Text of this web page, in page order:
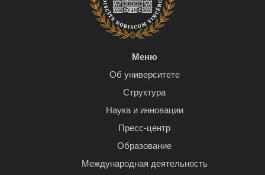
Меню
Об университете
Структура
Наука и инновации
Пресс-центр
Образование
Международная деятельность